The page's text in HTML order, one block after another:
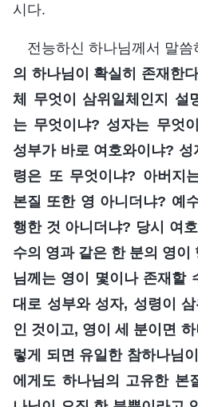
시다.
전능하신 하나님께서 말씀
의 하나님이 확실히 존재한
체 무엇이 삼위일체인지 설
는 무엇이냐? 성자는 무엇
성부가 바로 여호와이냐?
령은 또 무엇이냐? 아버지
본질 또한 영 아니더냐? 예
행한 것 아니더냐? 당시 여
수의 영과 같은 한 분의 영이
님께는 영이 몇이나 존재할
대로 성부와 성자, 성령이
인 것이고, 영이 세 분이면
렇게 되면 유일한 참하나님
에게도 하나님의 고유한 본